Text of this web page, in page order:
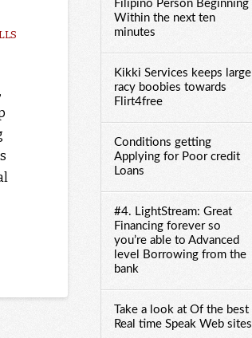
Filipino Person Beginning
Within the next ten
minutes
Kikki Services keeps large
racy boobies towards
Flirt4free
Conditions getting
Applying for Poor credit
Loans
#4. LightStream: Great
Financing forever so
you’re able to Advanced
level Borrowing from the
bank
Take a look at Of the best
Real time Speak Web sites